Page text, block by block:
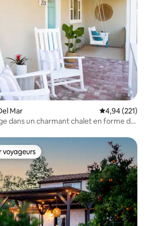
Mar Évaluation
4,94 (221)
dans un charmant chalet en forme de
les plus appréciés